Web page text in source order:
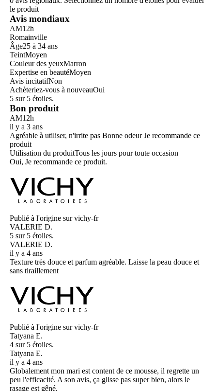
le produit
Avis mondiaux
AM12h
Romainville
Âge25 à 34 ans
TeintMoyen
Couleur des yeuxMarron
Expertise en beautéMoyen
Avis incitatifNon
Achèteriez-vous à nouveauOui
5 sur 5 étoiles.
Bon produit
AM12h
il y a 3 ans
Agréable à utiliser, n'irrite pas Bonne odeur Je recommande ce
produit
Utilisation du produitTous les jours pour toute occasion
Oui, Je recommande ce produit.
Publié à l'origine sur vichy-fr
VALERIE D.
5 sur 5 étoiles.
VALERIE D.
il y a 4 ans
Texture très douce et parfum agréable. Laisse la peau douce et
sans tiraillement
Publié à l'origine sur vichy-fr
Tatyana E.
4 sur 5 étoiles.
Tatyana E.
il y a 4 ans
Globalement mon mari est content de ce mousse, il regrette un
peu l'efficacité. A son avis, ça glisse pas super bien, alors le
rasage est gêné.